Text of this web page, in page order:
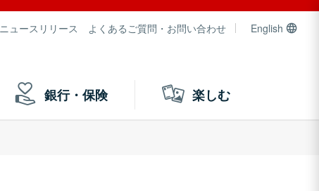
ニュースリリース よくあるご質問・お問い合わせ English
銀行・保険 楽しむ